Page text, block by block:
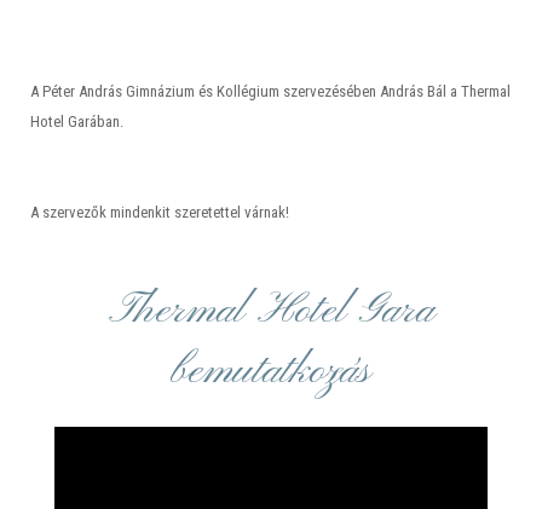
A Péter András Gimnázium és Kollégium szervezésében András Bál a Thermal
Hotel Garában.
A szervezők mindenkit szeretettel várnak!
Thermal Hotel Gara
bemutatkozás